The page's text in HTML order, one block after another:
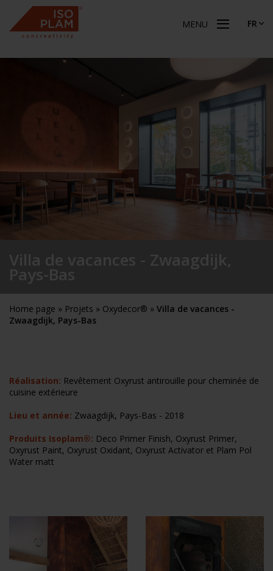
MENU FR
Villa de vacances - Zwaagdijk,
Pays-Bas
Home page » Projets » Oxydecor® » Villa de vacances -
Zwaagdijk, Pays-Bas
Réalisation: Revêtement Oxyrust antirouille pour cheminée de
cuisine extérieure
Lieu et année: Zwaagdijk, Pays-Bas - 2018
Produits Isoplam®: Deco Primer Finish, Oxyrust Primer,
Oxyrust Paint, Oxyrust Oxidant, Oxyrust Activator et Plam Pol
Water matt